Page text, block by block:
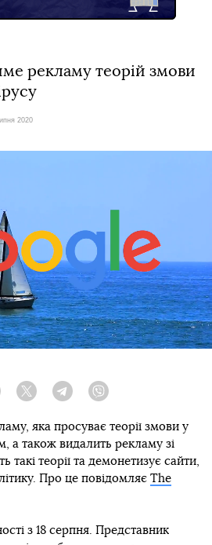
рекламу теорій змови
2020
Twitter TelegramViber
яка просуває теорії змови у
а також видалить рекламу зі
такі теорії та демонетизує сайти,
Про це повідомляє The
з 18 серпня. Представник